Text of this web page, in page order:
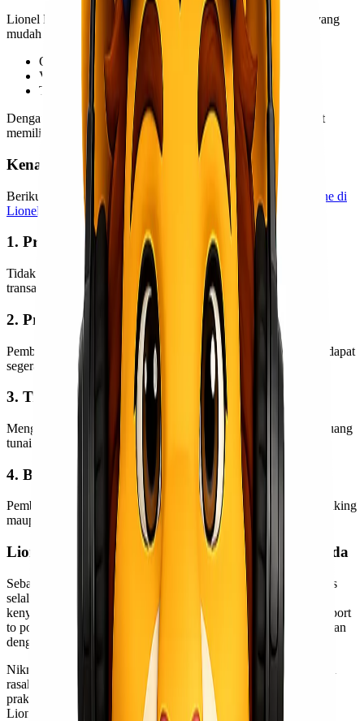
Lionel Express menyediakan beberapa metode pembayaran yang
mudah digunakan, seperti:
QRIS
Virtual Account
Transfer Bank
Dengan pilihan metode pembayaran tersebut, pelanggan dapat
memilih cara transaksi yang paling sesuai dengan kebutuhan.
Kenapa Harus Pembayaran Online?
Berikut beberapa keuntungan menggunakan pembayaran online di
Lionel Express :
1. Praktis Tanpa Ribet
Tidak perlu membawa uang tunai atau mencari uang pas saat
transaksi.
2. Proses Lebih Cepat
Pembayaran terverifikasi secara otomatis sehingga pengiriman dapat
segera diproses.
3. Transaksi Lebih Aman
Mengurangi risiko kesalahan pembayaran maupun kehilangan uang
tunai.
4. Bisa Dilakukan Kapan Saja
Pembayaran dapat dilakukan dengan mudah melalui mobile banking
maupun e-wallet pilihan Anda.
Lionel Express Siap Mendukung Pengiriman Anda
Sebagai layanan logistik yang terus berkembang, Lionel Express
selalu berupaya menghadirkan inovasi untuk meningkatkan
kenyamanan pelanggan. Mulai dari
pengiriman express
, cargo, port
to port, hingga layanan B2B, kini semua transaksi dapat dilakukan
dengan lebih modern dan efisien melalui pembayaran online.
Nikmati proses transaksi tanpa ribet bersama Lionel Express dan
rasakan pengalaman pengiriman yang lebih mudah, aman, dan
praktis. Segera konsultasikan pengiriman anda dengan tim sales
Lionel Express.